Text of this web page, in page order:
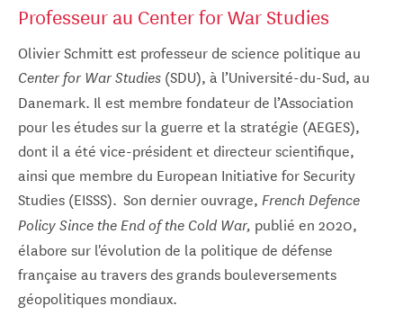
Professeur au Center for War Studies
Olivier Schmitt est professeur de science politique au
Center for War Studies (SDU), à l’Université-du-Sud, au
Danemark. Il est membre fondateur de l’Association
pour les études sur la guerre et la stratégie (AEGES),
dont il a été vice-président et directeur scientifique,
ainsi que membre du European Initiative for Security
Studies (EISSS). Son dernier ouvrage, French Defence
Policy Since the End of the Cold War, publié en 2020,
élabore sur l'évolution de la politique de défense
française au travers des grands bouleversements
géopolitiques mondiaux.